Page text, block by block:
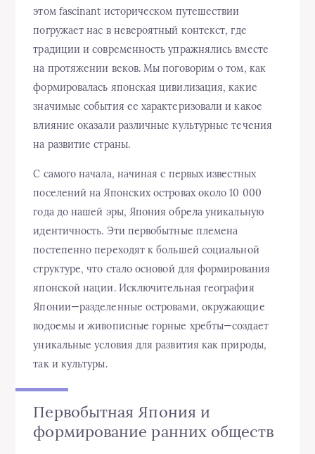
этом fascinant историческом путешествии
погружает нас в невероятный контекст, где
традиции и современность упражнялись вместе
на протяжении веков. Мы поговорим о том, как
формировалась японская цивилизация, какие
значимые события ее характеризовали и какое
влияние оказали различные культурные течения
на развитие страны.
С самого начала, начиная с первых известных
поселений на Японских островах около 10 000
года до нашей эры, Япония обрела уникальную
идентичность. Эти первобытные племена
постепенно переходят к большей социальной
структуре, что стало основой для формирования
японской нации. Исключительная география
Японии—разделенные островами, окружающие
водоемы и живописные горные хребты—создает
уникальные условия для развития как природы,
так и культуры.
Первобытная Япония и
формирование ранних обществ